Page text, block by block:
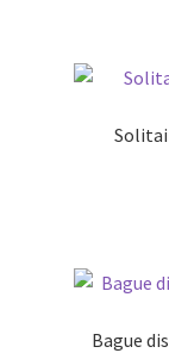
Bague